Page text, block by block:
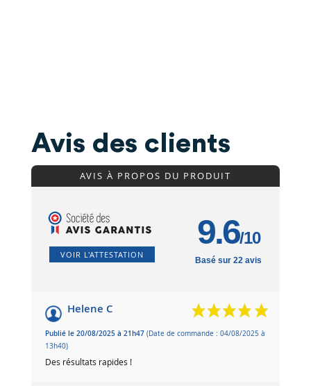
Avis des clients
AVIS À PROPOS DU PRODUIT
VOIR L'ATTESTATION
9.6/10
Basé sur 22 avis
Helene C
Publié le 20/08/2025 à 21h47(Date de commande : 04/08/2025 à
13h40)
Des résultats rapides !